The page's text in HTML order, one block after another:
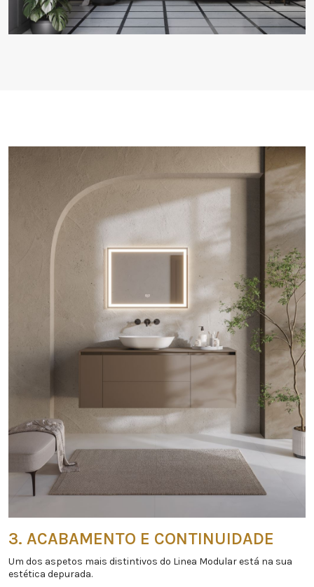
3. ACABAMENTO E CONTINUIDADE
Um dos aspetos mais distintivos do Linea Modular está na sua
estética depurada.